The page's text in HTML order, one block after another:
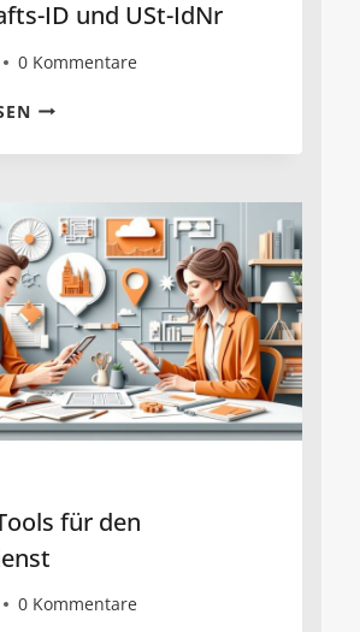
ID und USt-IdNr
0 Kommentare
WIRTSCHAFTS-
UND
für den
0 Kommentare